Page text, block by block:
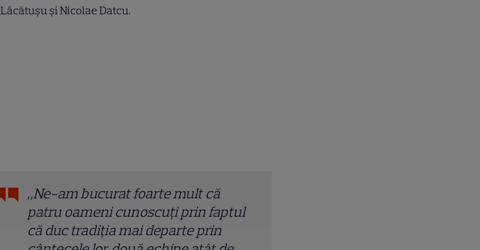
Lăcătușu și Nicolae Datcu.
„Ne-am bucurat foarte mult că
patru oameni cunoscuți prin faptul
că duc tradiția mai departe prin